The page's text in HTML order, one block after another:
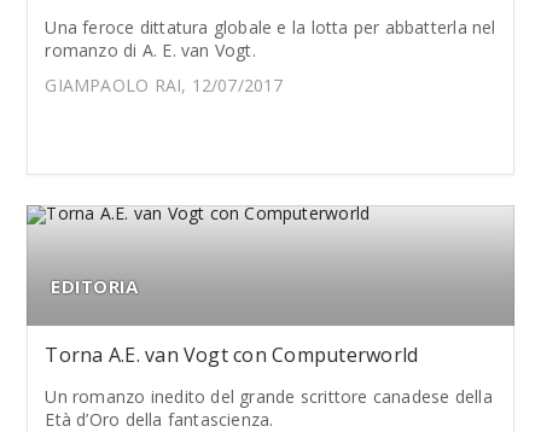
Una feroce dittatura globale e la lotta per abbatterla nel
romanzo di A. E. van Vogt.
GIAMPAOLO RAI, 12/07/2017
EDITORIA
Torna A.E. van Vogt con Computerworld
Un romanzo inedito del grande scrittore canadese della
Età d’Oro della fantascienza.